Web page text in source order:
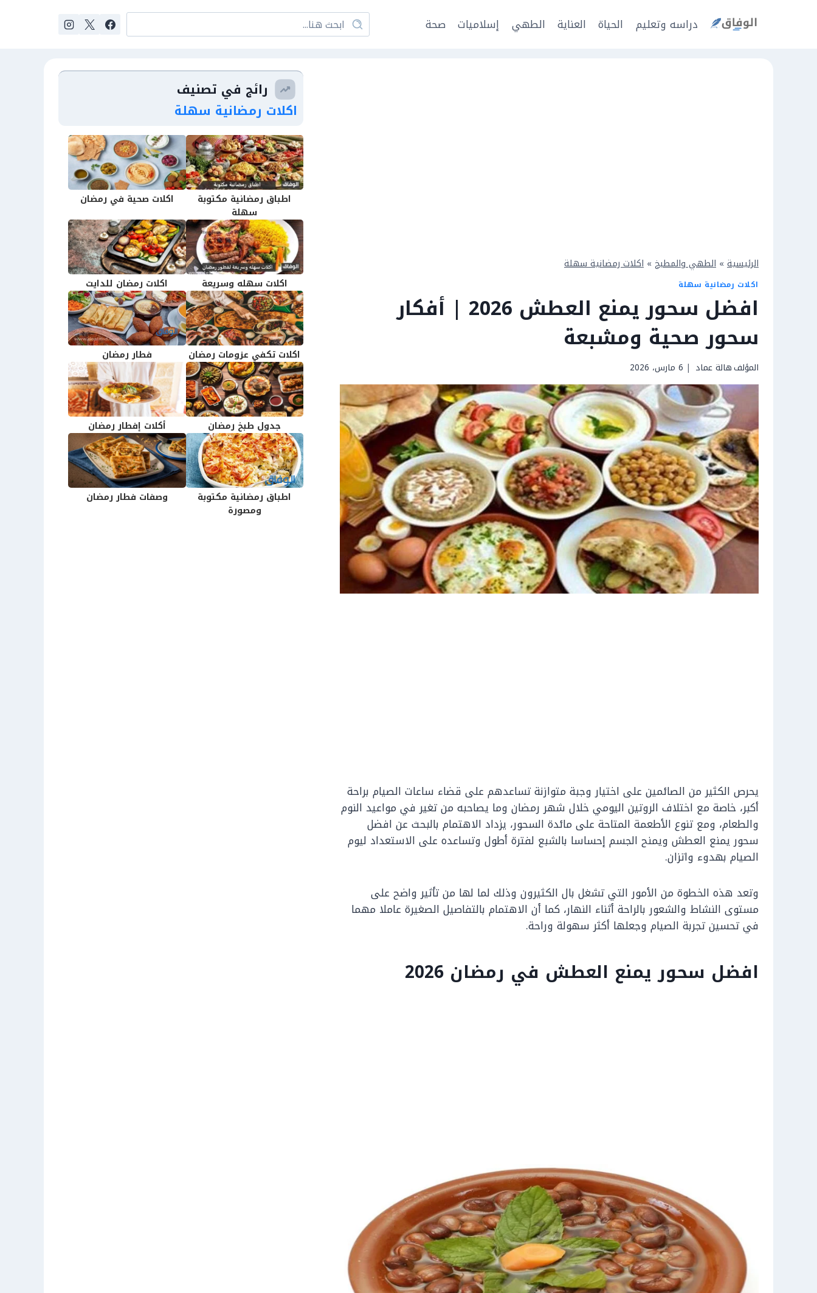
دراسه وتعليم الحياة العناية الطهي إسلاميات صحة
الرئيسية » الطهي والمطبخ » اكلات رمضانية سهلة
اكلات رمضانية سهلة
افضل سحور يمنع العطش 2026 | أفكار
سحور صحية ومشبعة
المؤلفهالة عماد 6 مارس، 2026
يحرص الكثير من الصائمين على اختيار وجبة متوازنة تساعدهم على قضاء ساعات الصيام براحة
أكبر، خاصة مع اختلاف الروتين اليومي خلال شهر رمضان وما يصاحبه من تغير في مواعيد النوم
والطعام، ومع تنوع الأطعمة المتاحة على مائدة السحور، يزداد الاهتمام بالبحث عن افضل
سحور يمنع العطش ويمنح الجسم إحساسا بالشبع لفترة أطول وتساعده على الاستعداد ليوم
الصيام بهدوء واتزان.
وتعد هذه الخطوة من الأمور التي تشغل بال الكثيرون وذلك لما لها من تأثير واضح على
مستوى النشاط والشعور بالراحة أثناء النهار، كما أن الاهتمام بالتفاصيل الصغيرة عاملا مهما
في تحسين تجربة الصيام وجعلها أكثر سهولة وراحة.
افضل سحور يمنع العطش في رمضان 2026
رائج في تصنيف
اكلات رمضانية سهلة
اطباق رمضانية مكتوبة
سهلة
اكلات صحية في رمضان
اكلات سهله وسريعة اكلات رمضان للدايت
اكلات تكفي عزومات رمضان فطار رمضان
جدول طبخ رمضان أكلات إفطار رمضان
اطباق رمضانية مكتوبة
ومصورة
وصفات فطار رمضان